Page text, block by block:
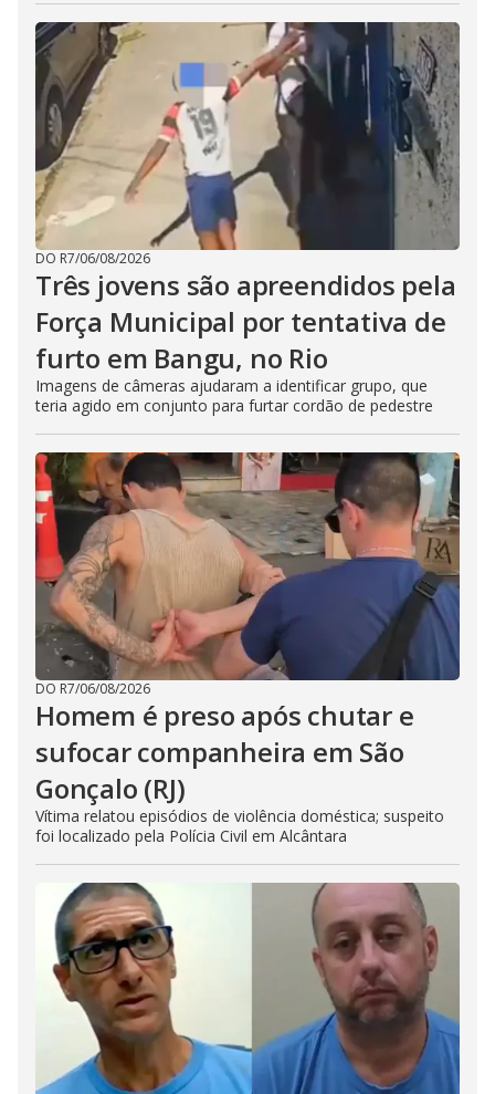
DO R7/06/08/2026
Três jovens são apreendidos pela
Força Municipal por tentativa de
furto em Bangu, no Rio
Imagens de câmeras ajudaram a identificar grupo, que
teria agido em conjunto para furtar cordão de pedestre
DO R7/06/08/2026
Homem é preso após chutar e
sufocar companheira em São
Gonçalo (RJ)
Vítima relatou episódios de violência doméstica; suspeito
foi localizado pela Polícia Civil em Alcântara